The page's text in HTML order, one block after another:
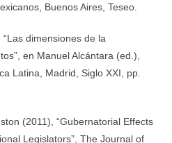
Buenos Aires, Teseo.
dimensiones de la
en Manuel Alcántara (ed.),
Latina, Madrid, Siglo XXI, pp.
(2011), “Gubernatorial Effects
Legislators”, The Journal of